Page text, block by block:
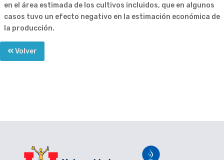
en el área estimada de los cultivos incluidos, que en algunos
casos tuvo un efecto negativo en la estimación económica de
la producción.
Volver